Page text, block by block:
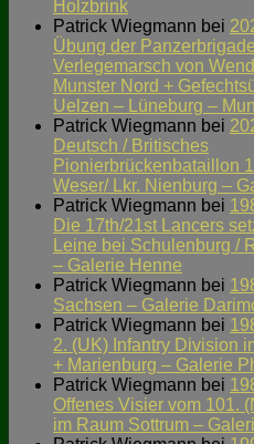
Holzbrink
Patrick Wiegmann bei
Übung der
Verlegemarsch von
Munster Nord +
Uelzen – Lüneburg –
Patrick Wiegmann bei
Deutsch / Britisches
Pionierbrückenbataillon
Weser/ Lkr. Nienburg –
Patrick Wiegmann bei
Die 17th/21st Lancers
Leine bei Schulenburg /
– Galerie Henne
Patrick Wiegmann bei
Sachsen – Galerie
Patrick Wiegmann bei
2. (UK) Infantry Division
+ Marienburg – Galerie
Patrick Wiegmann bei
Offenes Visier vom 101.
im Raum Sottrum –